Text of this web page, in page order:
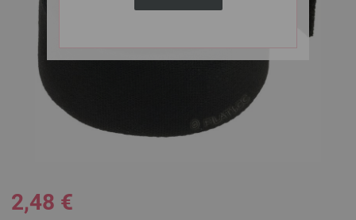
2,48 €